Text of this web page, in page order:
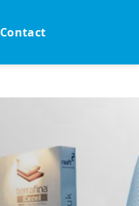
Contact